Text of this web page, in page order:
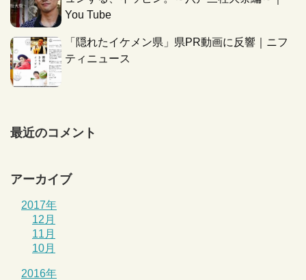
You Tube
「隠れたイケメン県」県PR動画に反響｜ニフ
ティニュース
最近のコメント
アーカイブ
2017年
12月
11月
10月
2016年